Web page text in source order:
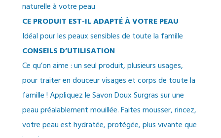
naturelle à votre peau
CE PRODUIT EST-IL ADAPTÉ À VOTRE PEAU
Idéal pour les peaux sensibles de toute la famille
CONSEILS D’UTILISATION
Ce qu’on aime : un seul produit, plusieurs usages,
pour traiter en douceur visages et corps de toute la
famille ! Appliquez le Savon Doux Surgras sur une
peau préalablement mouillée. Faites mousser, rincez,
votre peau est hydratée, protégée, plus vivante que